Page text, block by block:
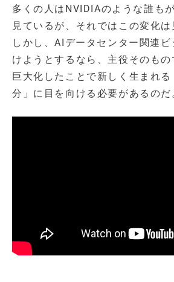
多くの人はNVIDIAのような誰も
見ているが、それではこの変化は
しかし、AIデータセンター関連
けようとするなら、主役そのも
巨大化したことで新しく生まれ
分」に目を向ける必要があるのだ